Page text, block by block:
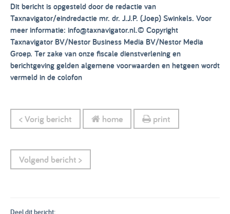
Dit bericht is opgesteld door de redactie van
Taxnavigator/eindredactie mr. dr. J.J.P. (Joep) Swinkels. Voor
meer informatie: info@taxnavigator.nl.© Copyright
Taxnavigator BV/Nestor Business Media BV/Nestor Media
Groep. Ter zake van onze fiscale dienstverlening en
berichtgeving gelden algemene voorwaarden en hetgeen wordt
vermeld in de colofon
< Vorig bericht home print
Volgend bericht >
Deel dit bericht: